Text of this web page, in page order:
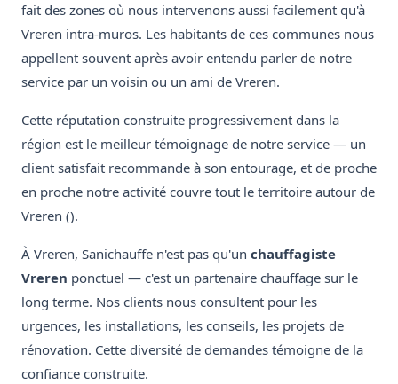
fait des zones où nous intervenons aussi facilement qu'à
Vreren intra-muros. Les habitants de ces communes nous
appellent souvent après avoir entendu parler de notre
service par un voisin ou un ami de Vreren.
Cette réputation construite progressivement dans la
région est le meilleur témoignage de notre service — un
client satisfait recommande à son entourage, et de proche
en proche notre activité couvre tout le territoire autour de
Vreren ().
À Vreren, Sanichauffe n'est pas qu'un chauffagiste
Vreren ponctuel — c'est un partenaire chauffage sur le
long terme. Nos clients nous consultent pour les
urgences, les installations, les conseils, les projets de
rénovation. Cette diversité de demandes témoigne de la
confiance construite.